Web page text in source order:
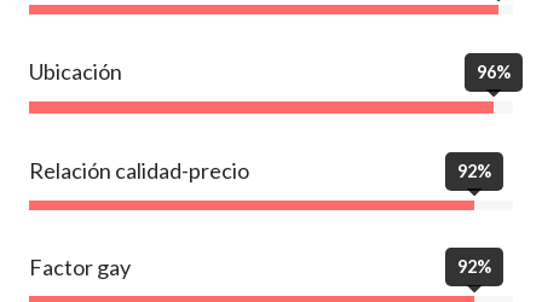
Ubicación 96%
Relación calidad-precio 92%
Factor gay 92%